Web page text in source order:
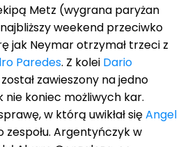
Metz (wygrana paryżan
weekend przeciwko
jak Neymar otrzymał trzeci z
Paredes. Z kolei Dario
zawieszony na jedno
koniec możliwych kar.
w którą uwikłał sięAngel
zespołu. Argentyńczyk w